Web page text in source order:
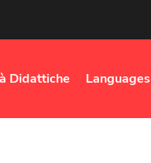
Didattiche Languages